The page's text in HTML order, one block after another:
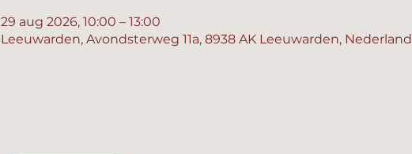
29 aug 2026, 10:00 – 13:00
Leeuwarden, Avondsterweg 11a, 8938 AK Leeuwarden, Nederland